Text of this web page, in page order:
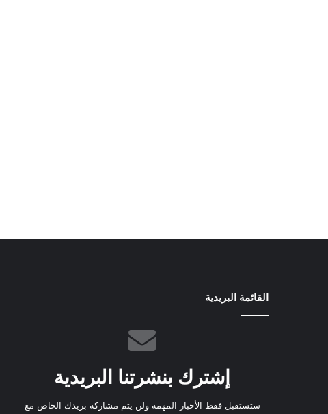
القائمة البريدية
إشترك بنشرتنا البريدية
ستستقبل فقط الأخبار المهمة ولن يتم مشاركة بريدك الخاص مع